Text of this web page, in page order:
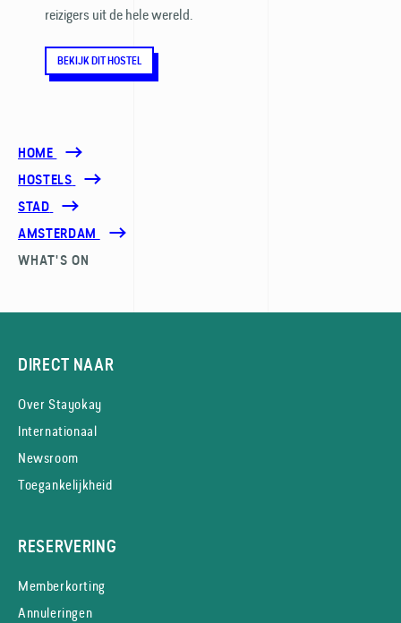
reizigers uit de hele wereld.
BEKIJK DIT HOSTEL
HOME
HOSTELS
STAD
AMSTERDAM
WHAT'S ON
DIRECT NAAR
Over Stayokay
Internationaal
Newsroom
Toegankelijkheid
RESERVERING
Memberkorting
Annuleringen